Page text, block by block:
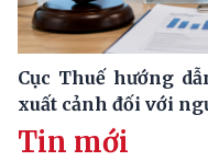
Cục Thuế hướng
xuất cảnh đối với
Tin mới